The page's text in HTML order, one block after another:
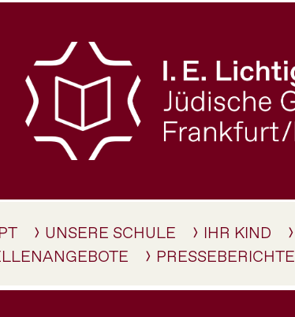
UNSERE SCHULE IHR KIND
PRESSEBERICHTE